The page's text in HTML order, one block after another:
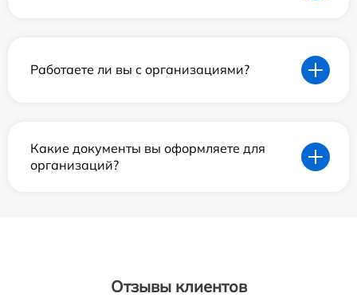
Работаете ли вы с организациями?
Какие документы вы оформляете для
организаций?
Отзывы клиентов